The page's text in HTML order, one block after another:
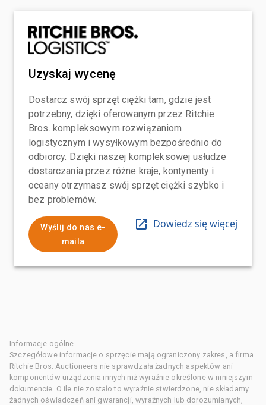
Uzyskaj wycenę
Dostarcz swój sprzęt ciężki tam, gdzie jest
potrzebny, dzięki oferowanym przez Ritchie
Bros. kompleksowym rozwiązaniom
logistycznym i wysyłkowym bezpośrednio do
odbiorcy. Dzięki naszej kompleksowej usłudze
dostarczania przez różne kraje, kontynenty i
oceany otrzymasz swój sprzęt ciężki szybko i
bez problemów.
Wyślij do nas e-
maila
Dowiedz się więcej
Informacje ogólne
Szczegółowe informacje o sprzęcie mają ograniczony zakres, a firma
Ritchie Bros. Auctioneers nie sprawdzała żadnych aspektów ani
komponentów urządzenia innych niż wyraźnie określone w niniejszym
dokumencie. O ile nie zostało to wyraźnie stwierdzone, nie składamy
żadnych oświadczeń ani gwarancji, wyraźnych lub dorozumianych,